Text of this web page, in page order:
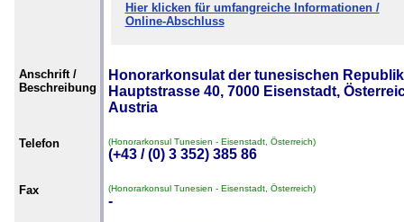
Hier klicken für umfangreiche Informationen /
Online-Abschluss
Anschrift /
Beschreibung
Honorarkonsulat der tunesischen
Hauptstrasse 40, 7000 Eisenstadt,
Austria
Telefon (Honorarkonsul Tunesien - Eisenstadt, Österreich)
(+43 / (0) 3 352) 385 86
Fax (Honorarkonsul Tunesien - Eisenstadt, Österreich)
-